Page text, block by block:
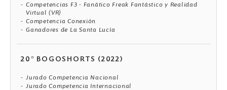
Competencias F3 - Fanático Freak Fantástico y Realidad
Virtual (VR)
Competencia Conexión
Ganadores de La Santa Lucía
20° BOGOSHORTS (2022)
Jurado Competencia Nacional
Jurado Competencia Internacional